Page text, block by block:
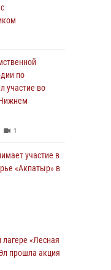
по
участие во
1
участие в
«Акпатыр» в
охраны
в Ижевске
«Лесная
прошла акция